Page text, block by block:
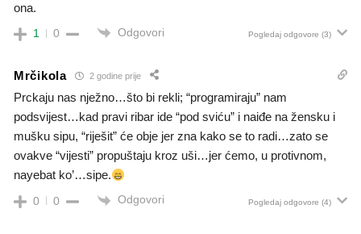
ona.
1 0 Odgovori Pogledaj odgovore (3)
Mrčikola 2 godine prije
Prckaju nas nježno…što bi rekli; “programiraju” nam
podsvijest…kad pravi ribar ide “pod sviću” i naiđe na žensku i
mušku sipu, “riješit” će obje jer zna kako se to radi…zato se
ovakve “vijesti” propuštaju kroz uši…jer ćemo, u protivnom,
nayebat ko’…sipe.
0 0 Odgovori Pogledaj odgovore (4)